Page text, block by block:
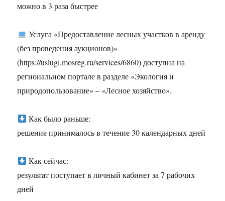
можно в 3 раза быстрее
Услуга «Предоставление лесных участков в аренду
(без проведения аукционов)»
(https://uslugi.mosreg.ru/services/6860) доступна на
региональном портале в разделе «Экология и
природопользование» – «Лесное хозяйство».
Как было раньше:
решение принималось в течение 30 календарных дней
Как сейчас:
результат поступает в личный кабинет за 7 рабочих
дней